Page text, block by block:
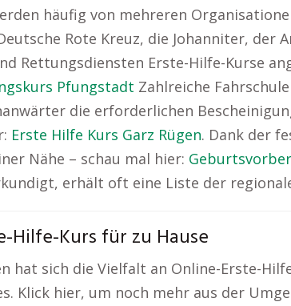
häufig von mehreren
Rote Kreuz, die Johanniter,
Rettungsdiensten Erste-Hilfe-Kurse
Pfungstadt Zahlreiche
die erforderlichen
Erste Hilfe Kurs Garz Rügen. Dank der
Nähe – schau mal hier:
erhält oft eine Liste der
Hilfe-Kurs für zu Hause
hat sich die Vielfalt an Online-Erste-
Klick hier, um noch mehr aus der